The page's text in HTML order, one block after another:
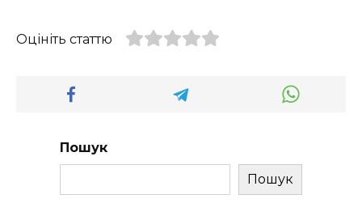
Оцініть статтю
Пошук
Пошук